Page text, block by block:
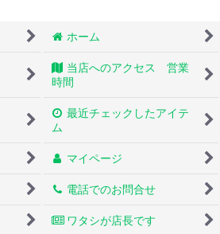
ホーム
当店へのアクセス 営業
時間
最近チェックしたアイテ
ム
マイページ
電話でのお問合せ
ワタシが店長です